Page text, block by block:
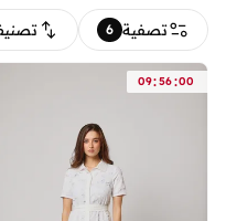
تصفية 6
09:56:00